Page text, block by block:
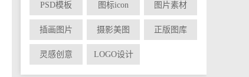
PSD模板 图标icon 图片素材
插画图片 摄影美图 正版图库
灵感创意 LOGO设计